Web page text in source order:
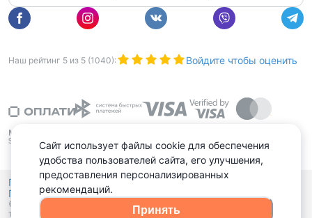
Наш рейтинг 5 из 5 (1040): Войдите чтобы оценить
Политика конфиденциальности,
Политика обработки файлов куки
© 2015 - 2026, Domovita.by. Копирование материалов допускается
только при наличии активной ссылки.
Сайт использует файлы cookie для обеспечения
удобства пользователей сайта, его улучшения,
предоставления персонализированных
рекомендаций.
Принять